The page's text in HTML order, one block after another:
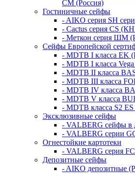
СМ (Россия)
Гостиничные сейфы
- AIKO серия SH
- Cactus серия CS
- Меткон серия ШМ
Сейфы Европейской
- MDTB I класса EK
- MDTB I класса
- MDTB II класса
- MDTB III класса
- MDTB IV класса
- MDTB V класса
- MDTB класса S2
Эксклюзивные сейфы
- VALBERG сейфы в
- VALBERG серии
Огнестойкие картотеки
- VALBERG серия
Депозитные сейфы
- AIKO депозитные